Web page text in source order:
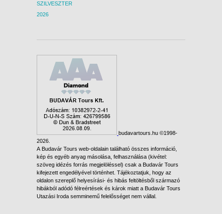
SZILVESZTER
2026
budavartours.hu ©1998-
2026.
A Budavár Tours web-oldalain található összes információ,
kép és egyéb anyag másolása, felhasználása (kivétel:
szöveg idézés forrás megjelöléssel) csak a Budavár Tours
kifejezett engedélyével történhet. Tájékoztatjuk, hogy az
oldalon szereplő helyesírási- és hibás feltöltésből származó
hibákból adódó félreértések és károk miatt a Budavár Tours
Utazási Iroda semminemű felelősséget nem vállal.